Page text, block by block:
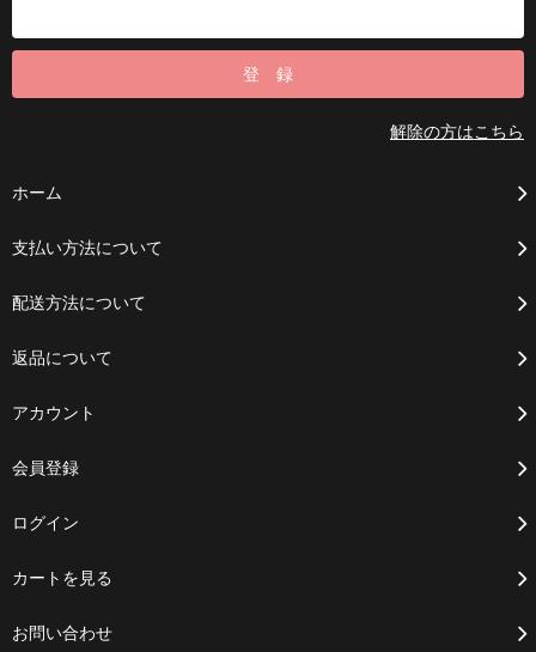
解除の方はこちら
ホーム
支払い方法について
配送方法について
返品について
アカウント
会員登録
ログイン
カートを見る
お問い合わせ